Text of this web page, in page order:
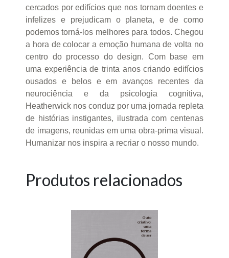
cercados por edifícios que nos tornam doentes e
infelizes e prejudicam o planeta, e de como
podemos torná-los melhores para todos. Chegou
a hora de colocar a emoção humana de volta no
centro do processo do design. Com base em
uma experiência de trinta anos criando edifícios
ousados e belos e em avanços recentes da
neurociência e da psicologia cognitiva,
Heatherwick nos conduz por uma jornada repleta
de histórias instigantes, ilustrada com centenas
de imagens, reunidas em uma obra-prima visual.
Humanizar nos inspira a recriar o nosso mundo.
Produtos relacionados